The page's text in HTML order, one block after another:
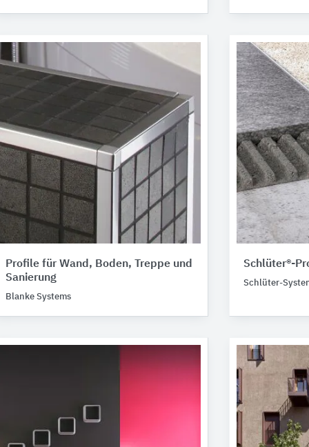
Profile für Wand, Boden, Treppe und
Sanierung
Blanke Systems
Schlüter®-
Schlüter-